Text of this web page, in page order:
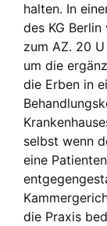
halten. In
des KG
zum AZ. 20
um die
die Erben in
selbst wenn
eine
die Praxis